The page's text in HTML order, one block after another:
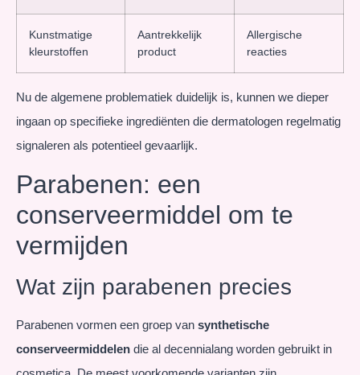
Kunstmatige
kleurstoffen
Aantrekkelijk
product
Allergische
reacties
Nu de algemene problematiek duidelijk is, kunnen we dieper
ingaan op specifieke ingrediënten die dermatologen regelmatig
signaleren als potentieel gevaarlijk.
Parabenen: een
conserveermiddel om te
vermijden
Wat zijn parabenen precies
Parabenen vormen een groep van synthetische
conserveermiddelen die al decennialang worden gebruikt in